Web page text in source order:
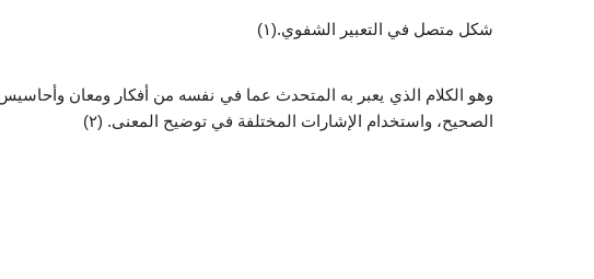
شكل متصل في التعبير الشفوي.(١)
الصحيح، واستخدام الإشارات المختلفة في توضيح المعنى. (٢)